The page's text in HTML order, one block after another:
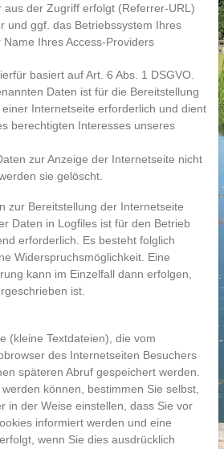
aus der Zugriff erfolgt (Referrer-URL)
und ggf. das Betriebssystem Ihres
Ihres Access-Providers
basiert auf Art. 6 Abs. 1 DSGVO.
Daten ist für die Bereitstellung
Internetseite erforderlich und dient
berechtigten Interesses unseres
zur Anzeige der Internetseite nicht
sie gelöscht.
zur Bereitstellung der Internetseite
Daten in Logfiles ist für den Betrieb
erforderlich. Es besteht folglich
Widerspruchsmöglichkeit. Eine
kann im Einzelfall dann erfolgen,
ist.
(kleine Textdateien), die vom
des Internetseiten Besuchers
späteren Abruf gespeichert werden.
können, bestimmen Sie selbst,
in der Weise einstellen, dass Sie vor
informiert werden und eine
wenn Sie dies ausdrücklich